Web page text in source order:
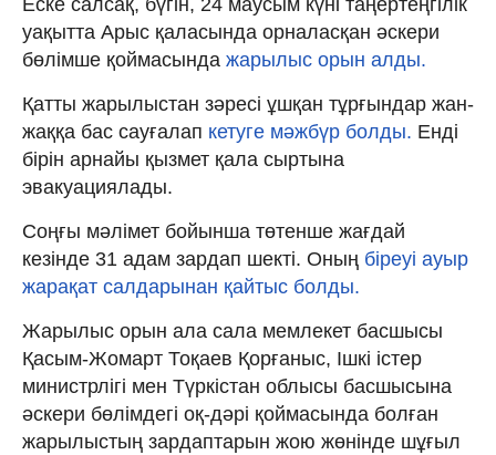
Еске салсақ, бүгін, 24 маусым күні таңертеңгілік
уақытта Арыс қаласында орналасқан әскери
бөлімше қоймасында жарылыс орын алды.
Қатты жарылыстан зәресі ұшқан тұрғындар жан-
жаққа бас сауғалап кетуге мәжбүр болды. Енді
бірін арнайы қызмет қала сыртына
эвакуациялады.
Соңғы мәлімет бойынша төтенше жағдай
кезінде 31 адам зардап шекті. Оның біреуі ауыр
жарақат салдарынан қайтыс болды.
Жарылыс орын ала сала мемлекет басшысы
Қасым-Жомарт Тоқаев Қорғаныс, Ішкі істер
министрлігі мен Түркістан облысы басшысына
әскери бөлімдегі оқ-дәрі қоймасында болған
жарылыстың зардаптарын жою жөнінде шұғыл